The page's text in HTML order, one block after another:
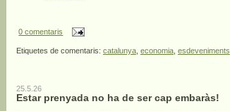
0 comentaris
Etiquetes de comentaris: catalunya economia esdeveniments
25.5.26
Estar prenyada no ha de ser cap embaràs!